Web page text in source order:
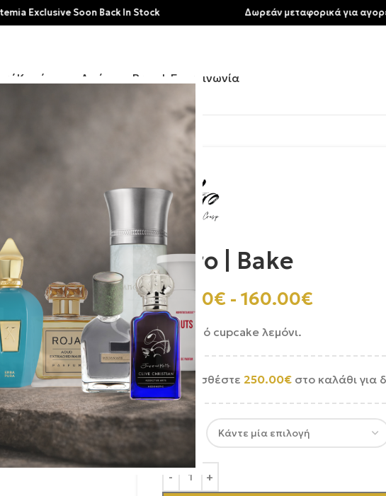
Κατάστημα Αρώματα Brands Επικοινωνία
Akro | Bake
80.00€ - 160.00€
Εθιστικό cupcake λεμόνι.
Προσθέστε 250.00€στο καλάθι για
Soon Back In Stock Δωρεάν μεταφορικά για αγορές άνω